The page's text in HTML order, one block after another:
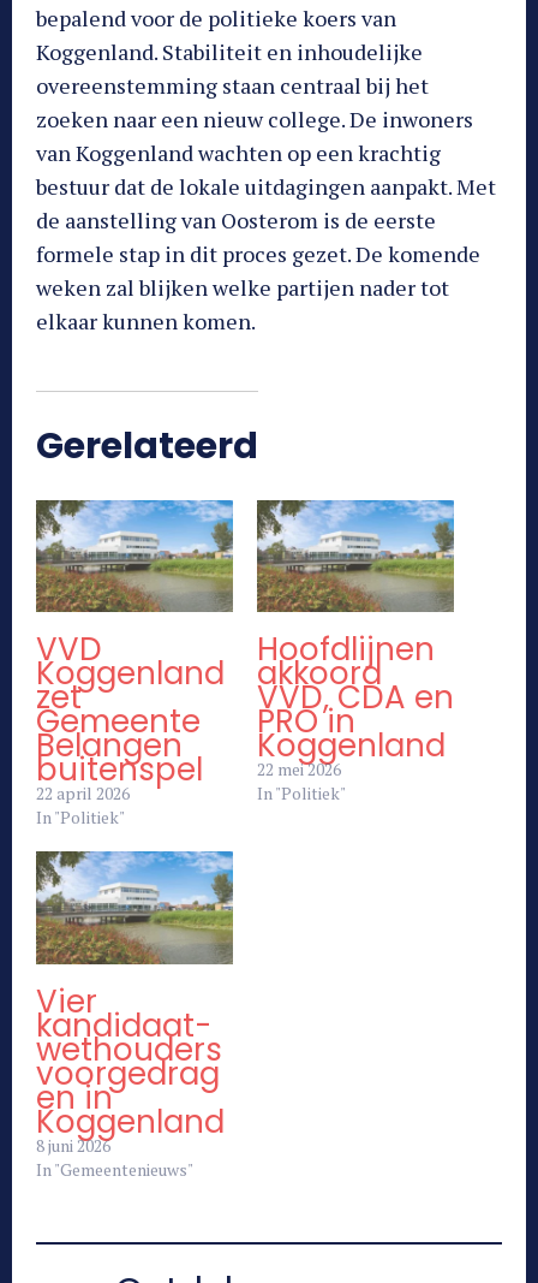
bepalend voor de politieke koers van
Koggenland. Stabiliteit en inhoudelijke
overeenstemming staan centraal bij het
zoeken naar een nieuw college. De inwoners
van Koggenland wachten op een krachtig
bestuur dat de lokale uitdagingen aanpakt. Met
de aanstelling van Oosterom is de eerste
formele stap in dit proces gezet. De komende
weken zal blijken welke partijen nader tot
elkaar kunnen komen.
Gerelateerd
VVD
Koggenland
zet
Gemeente
Belangen
buitenspel
22 april 2026
In "Politiek"
Hoofdlijnen
akkoord
VVD, CDA en
PRO in
Koggenland
22 mei 2026
In "Politiek"
Vier
kandidaat-
wethouders
voorgedrag
en in
Koggenland
8 juni 2026
In "Gemeentenieuws"